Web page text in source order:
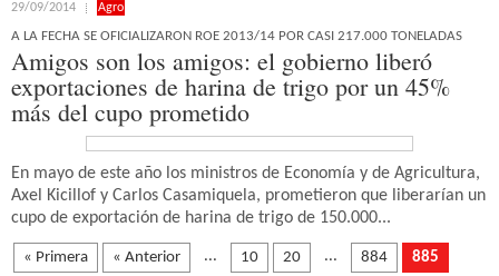
29/09/2014 Agro
A LA FECHA SE OFICIALIZARON ROE 2013/14 POR CASI 217.000 TONELADAS
Amigos son los amigos: el gobierno liberó
exportaciones de harina de trigo por un 45%
más del cupo prometido
En mayo de este año los ministros de Economía y de Agricultura,
Axel Kicillof y Carlos Casamiquela, prometieron que liberarían un
cupo de exportación de harina de trigo de 150.000...
« Primera « Anterior ... 10 20 ... 884 885